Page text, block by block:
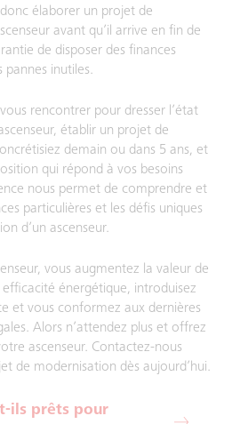
élaborer un projet de
avant qu’il arrive en fin de
de disposer des finances
pannes inutiles.
rencontrer pour dresser l’état
établir un projet de
demain ou dans 5 ans, et
qui répond à vos besoins
nous permet de comprendre et
particulières et les défis uniques
d’un ascenseur.
vous augmentez la valeur de
énergétique, introduisez
et vous conformez aux dernières
Alors n’attendez plus et offrez
ascenseur. Contactez-nous
de modernisation dès aujourd’hui.
ils prêts pour